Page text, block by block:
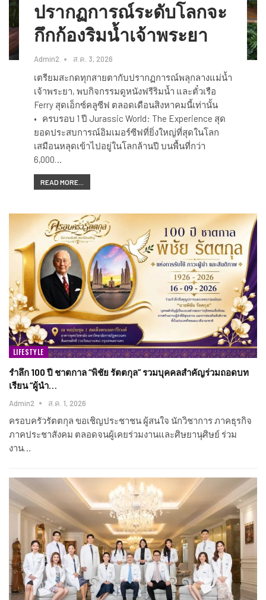
ปรากฏการณ์ระดับโลกจะ
กึกก้องริมน้ำเจ้าพระยา
Admin2 ส.ค. 3, 2026
เตรียมสะกดทุกสายตากับปรากฏการณ์พลุกลางแม่น้ำ
เจ้าพระยา, พบกิจกรรมดูหนังฟรีริมน้ำ และตั๋วเรือ
Ferry สุดเอ็กซ์คลูซีฟ ตลอดเดือนสิงหาคมนี้เท่านั้น
• ครบรอบ 1 ปี Jurassic World: The Experience สุด
ยอดประสบการณ์อิมเมอร์ซีฟที่ยิ่งใหญ่ที่สุดในโลก
เสมือนหลุดเข้าไปอยู่ในโลกล้านปี บนพื้นที่กว่า
6,000…
READ MORE...
LIFESTYLE
รำลึก 100 ปี ชาตกาล “พิชัย รัตตกุล” รวมบุคคลสำคัญร่วมถอดบท
เรียน “ผู้นำ…
Admin2 ส.ค. 1, 2026
ครอบครัวรัตตกุล ขอเชิญประชาชน ผู้สนใจ นักวิชาการ ภาคธุรกิจ
ภาคประชาสังคม ตลอดจนผู้เคยร่วมงานและศิษยานุศิษย์ ร่วม
งาน…